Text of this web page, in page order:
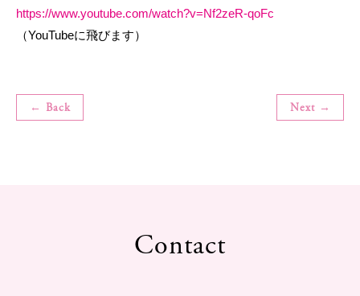
https://www.youtube.com/watch?v=Nf2zeR-qoFc
（YouTubeに飛びます）
← Back Next →
Contact